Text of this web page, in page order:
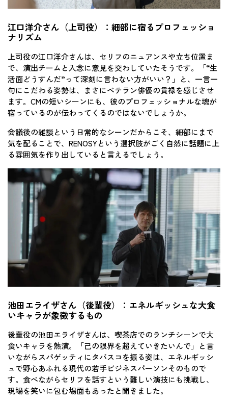
江口洋介さん（上司役）：細部に宿るプロフェッショ
ナリズム
上司役の江口洋介さんは、セリフのニュアンスや立ち位置ま
で、演出チームと入念に意見を交わしていたそうです。「“生
活面どうすんだ”って深刻に言わない方がいい？」と、一言一
句にこだわる姿勢は、まさにベテラン俳優の貫禄を感じさせ
ます。CMの短いシーンにも、彼のプロフェッショナルな魂が
宿っているのが伝わってくるのではないでしょうか。
会議後の雑談という日常的なシーンだからこそ、細部にまで
気を配ることで、RENOSYという選択肢がごく自然に話題に上
る雰囲気を作り出していると言えるでしょう。
池田エライザさん（後輩役）：エネルギッシュな大食
いキャラが象徴するもの
後輩役の池田エライザさんは、喫茶店でのランチシーンで大
食いキャラを熱演。「己の限界を超えていきたいんで」と言
いながらスパゲッティにタバスコを振る姿は、エネルギッシ
ュで野心あふれる現代の若手ビジネスパーソンそのもので
す。食べながらセリフを話すという難しい演技にも挑戦し、
現場を笑いに包む場面もあったと聞きました。